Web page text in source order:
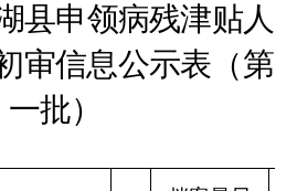
县申领病残津贴人
审信息公示表（第
一批）